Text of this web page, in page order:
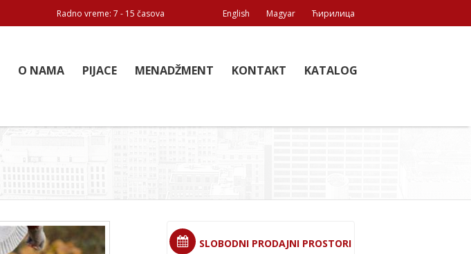
Radno vreme: 7 - 15 časova English Magyar Ћирилица
O NAMA PIJACE MENADŽMENT KONTAKT KATALOG
SLOBODNI PRODAJNI PROSTORI